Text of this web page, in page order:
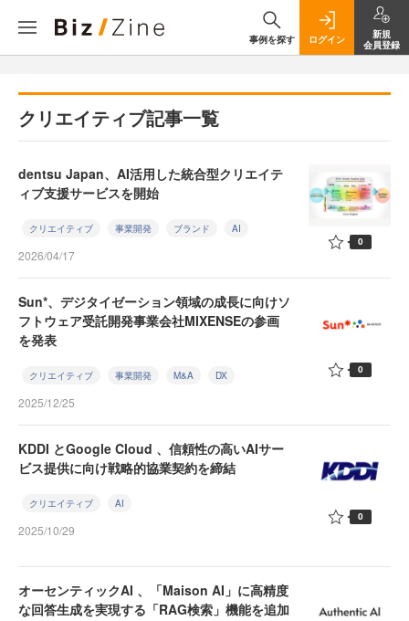
事例を探す ログイン
新規
会員登録
クリエイティブ記事一覧
dentsu Japan、AI活用した統合型クリエイテ
ィブ支援サービスを開始
クリエイティブ 事業開発 ブランド AI
2026/04/17
0
Sun*、デジタイゼーション領域の成長に向けソ
フトウェア受託開発事業会社MIXENSEの参画
を発表
クリエイティブ 事業開発 M&A DX
2025/12/25
0
KDDI とGoogle Cloud 、信頼性の高いAIサー
ビス提供に向け戦略的協業契約を締結
クリエイティブ AI
2025/10/29
0
オーセンティックAI 、「Maison AI」に高精度
な回答生成を実現する「RAG検索」機能を追加